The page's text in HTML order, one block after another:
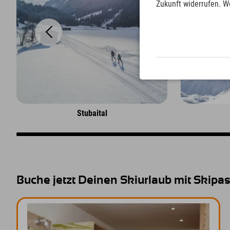
Stubaital
Buche jetzt Deinen Skiurlaub mit
Zukunft widerrufen.